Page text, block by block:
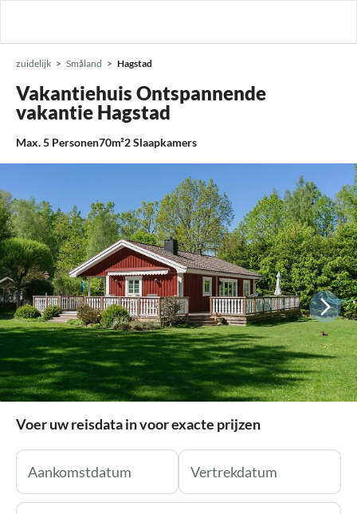
zuidelijk Småland Hagstad
Vakantiehuis Ontspannende
vakantie Hagstad
Max.5 Personen70m²2Slaapkamers
Voer uw reisdata in voor exacte prijzen